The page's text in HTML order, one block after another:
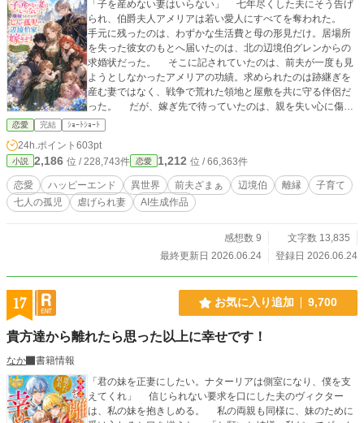
「子を産めない妻はいらない」 七年尽くした夫にそう告げ
られ、伯爵夫人アメリアは若い愛人にすべてを奪われた。
手元に残ったのは、わずかな生活費と母の形見だけ。居場所
を失った彼女のもとへ届いたのは、北の辺境伯グレンからの
求婚状だった。 そこに記されていたのは、前夫が一度も見
ようとしなかったアメリアの功績。求められたのは跡継ぎを
産む妻ではなく、戦争で荒れた領地と屋敷を共に守る伴侶だ
った。 だが、嫁ぎ先で待っていたのは、親を失い心に傷を
抱えた七人の孤児たち。 反発する少年、言葉を閉ざした幼
子、飢えを恐れる少女。アメリアは叱るのではなく、一人ず
つ寄り添っていく。 やがて子どもたちは彼女を「かあさ
ま」と呼び始める。 そんな幸せを取り戻しかけたある日、
彼女を捨てた前夫が再び現れて――。
恋愛 完結 ｼｮｰﾄｼｮｰﾄ
24h.ポイント 603pt
小説 2,186 位 / 228,743件 恋愛 1,212 位 / 66,363件
恋愛 ハッピーエンド 異世界 前夫ざまぁ 辺境伯 離縁
子育て
七人の孤児
虐げられ妻 AI生成作品
感想数 9
文字数 13,835
最終更新日 2026.06.24
登録日 2026.06.24
17 お気に入り追加 9,700
貴方達から離れたら思った以上に幸せです！
なか
書籍情報
「君の妹を正妻にしたい。ナターリアは側室になり、僕を支
えてくれ」 信じられない要求を口にした夫のヴィクター
は、私の妹を抱きしめる。 私の両親も同様に、妹のために